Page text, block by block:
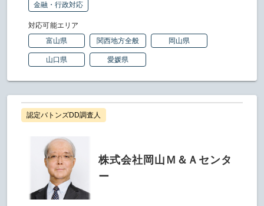
金融・行政対応
対応可能エリア
富山県
関西地方全般 岡山県
山口県 愛媛県
認定バトンズDD調査人
株式会社岡山Ｍ＆Ａセンタ
ー